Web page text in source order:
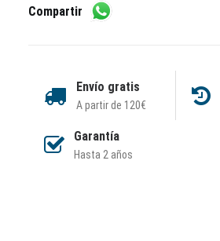
Compartir
Envío gratis
A partir de 120€
Garantía
Hasta 2 años